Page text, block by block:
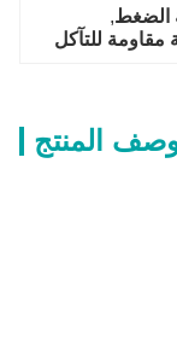
,
للتآكل
المنتج